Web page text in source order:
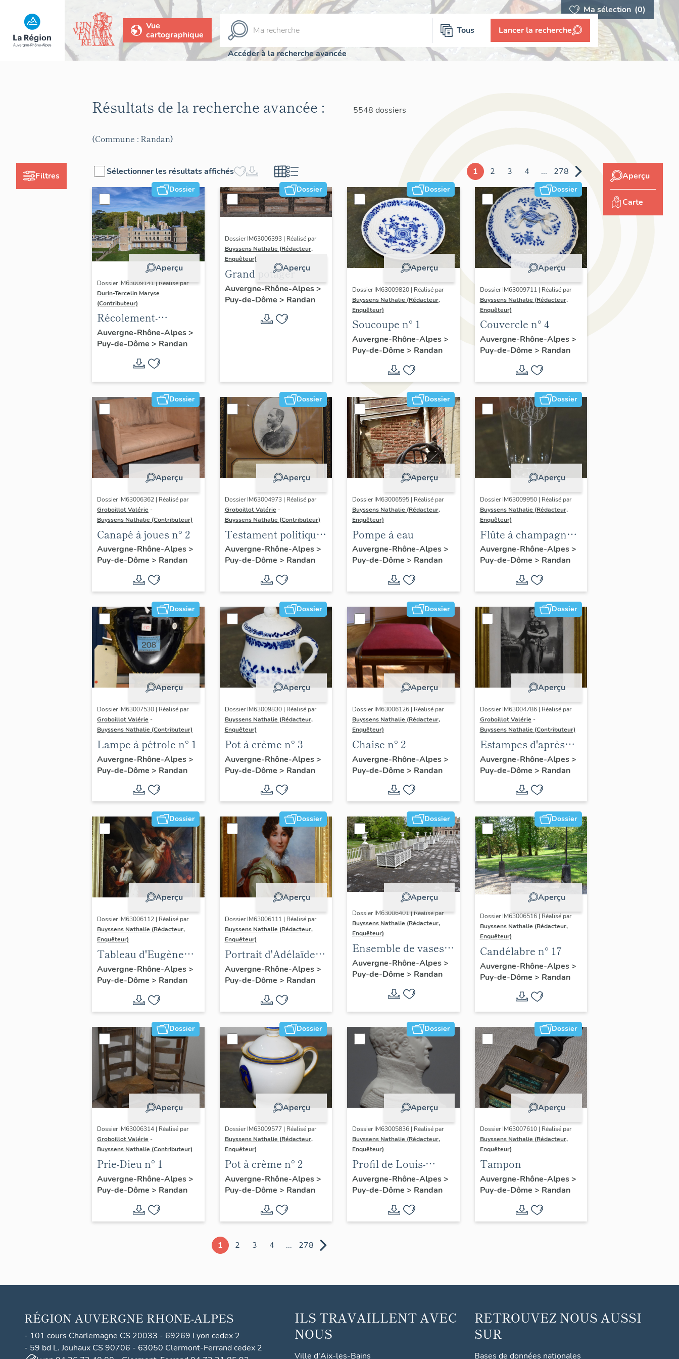
Ma sélection (0)
Vue
cartographique
Tous Lancer la recherche
Accéder à la recherche avancée
Filtres
Résultats de la recherche avancée : 5548 dossiers
(Commune : Randan)
Sélectionner les résultats affichés 1 2 3 4 ... 278
Dossier
Aperçu
Dossier IM63009141 | Réalisé par
Durin-Tercelin Maryse
(Contributeur)
Récolement-
inventaire du fonds
mobilier du domaine
royal de Randan
Auvergne-Rhône-Alpes>
Puy-de-Dôme > Randan
Dossier
Aperçu
Dossier IM63006393 | Réalisé par
Buyssens Nathalie (Rédacteur,
Enquêteur)
Grand potager
Auvergne-Rhône-Alpes>
Puy-de-Dôme > Randan
Dossier
Aperçu
Dossier IM63009820 | Réalisé par
Buyssens Nathalie (Rédacteur,
Enquêteur)
Soucoupe n° 1
Auvergne-Rhône-Alpes>
Puy-de-Dôme > Randan
Dossier
Aperçu
Dossier IM63009711 | Réalisé par
Buyssens Nathalie (Rédacteur,
Enquêteur)
Couvercle n° 4
Auvergne-Rhône-Alpes>
Puy-de-Dôme > Randan
Dossier
Aperçu
Dossier IM63006362 | Réalisé par
Groboillot Valérie -
Buyssens Nathalie (Contributeur)
Canapé à joues n° 2
Auvergne-Rhône-Alpes>
Puy-de-Dôme > Randan
Dossier
Aperçu
Dossier IM63004973 | Réalisé par
Groboillot Valérie -
Buyssens Nathalie (Contributeur)
Testament politique
de Philippe
d'Orléans, comte de
Auvergne-Rhône-Alpes>
Puy-de-Dôme > Randan
Dossier
Aperçu
Dossier IM63006595 | Réalisé par
Buyssens Nathalie (Rédacteur,
Enquêteur)
Pompe à eau
Auvergne-Rhône-Alpes>
Puy-de-Dôme > Randan
Dossier
Aperçu
Dossier IM63009950 | Réalisé par
Buyssens Nathalie (Rédacteur,
Enquêteur)
Flûte à champagne
n° 9
Auvergne-Rhône-Alpes>
Puy-de-Dôme > Randan
Dossier
Aperçu
Dossier IM63007530 | Réalisé par
Groboillot Valérie -
Buyssens Nathalie (Contributeur)
Lampe à pétrole n° 1
Auvergne-Rhône-Alpes>
Puy-de-Dôme > Randan
Dossier
Aperçu
Dossier IM63009830 | Réalisé par
Buyssens Nathalie (Rédacteur,
Enquêteur)
Pot à crème n° 3
Auvergne-Rhône-Alpes>
Puy-de-Dôme > Randan
Dossier
Aperçu
Dossier IM63006126 | Réalisé par
Buyssens Nathalie (Rédacteur,
Enquêteur)
Chaise n° 2
Auvergne-Rhône-Alpes>
Puy-de-Dôme > Randan
Dossier
Aperçu
Dossier IM63004786 | Réalisé par
Groboillot Valérie -
Buyssens Nathalie (Contributeur)
Estampes d'après
Franz Xaver
Winterhalter (2) :
Portrait de Louis
Philippe Ier, roi des
Français
Auvergne-Rhône-Alpes>
Puy-de-Dôme > Randan
Dossier
Aperçu
Dossier IM63006112 | Réalisé par
Buyssens Nathalie (Rédacteur,
Enquêteur)
Tableau d'Eugène
Romain Van
Maldeghem - " La
prière de Marie-
Amélie "
Auvergne-Rhône-Alpes>
Puy-de-Dôme > Randan
Dossier
Aperçu
Dossier IM63006111 | Réalisé par
Buyssens Nathalie (Rédacteur,
Enquêteur)
Portrait d'Adélaïde
d'Orléans, d'après
François Gérard
Auvergne-Rhône-Alpes>
Puy-de-Dôme > Randan
Dossier
Aperçu
Dossier IM63006401 | Réalisé par
Buyssens Nathalie (Rédacteur,
Enquêteur)
Ensemble de vases
Médicis en fonte
peints (33)
Auvergne-Rhône-Alpes>
Puy-de-Dôme > Randan
Dossier
Aperçu
Dossier IM63006516 | Réalisé par
Buyssens Nathalie (Rédacteur,
Enquêteur)
Candélabre n° 17
Auvergne-Rhône-Alpes>
Puy-de-Dôme > Randan
Dossier
Aperçu
Dossier IM63006314 | Réalisé par
Groboillot Valérie -
Buyssens Nathalie (Contributeur)
Prie-Dieu n° 1
Auvergne-Rhône-Alpes>
Puy-de-Dôme > Randan
Dossier
Aperçu
Dossier IM63009577 | Réalisé par
Buyssens Nathalie (Rédacteur,
Enquêteur)
Pot à crème n° 2
Auvergne-Rhône-Alpes>
Puy-de-Dôme > Randan
Dossier
Aperçu
Dossier IM63005836 | Réalisé par
Buyssens Nathalie (Rédacteur,
Enquêteur)
Profil de Louis-
Philippe duc
d'Orléans en
porcelaine de Sèvres
Auvergne-Rhône-Alpes>
Puy-de-Dôme > Randan
Dossier
Aperçu
Dossier IM63007610 | Réalisé par
Buyssens Nathalie (Rédacteur,
Enquêteur)
Tampon
Auvergne-Rhône-Alpes>
Puy-de-Dôme > Randan
1 2 3 4 ... 278
Aperçu
Carte
RÉGION AUVERGNE RHONE-ALPES
- 101 cours Charlemagne CS 20033 - 69269 Lyon cedex 2
- 59 bd L. Jouhaux CS 90706 - 63050 Clermont-Ferrand cedex 2
ILS TRAVAILLENT AVEC
NOUS
Ville d'Aix-les-Bains
RETROUVEZ NOUS AUSSI
SUR
Bases de données nationales